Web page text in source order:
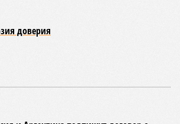
доверия